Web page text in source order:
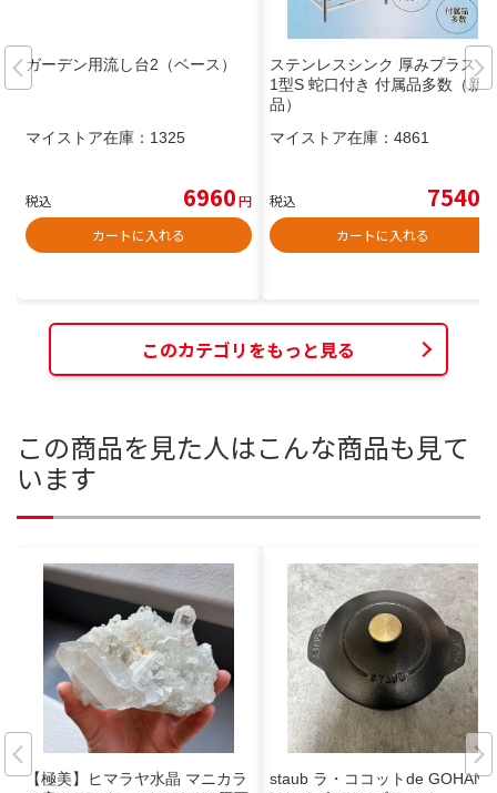
ガーデン用流し台2（ベース）
マイストア在庫： 1325
税込 6960円
カートに入れる
ステンレスシンク 厚みプラス 6
1型S 蛇口付き 付属品多数（新
品）
マイストア在庫： 4861
税込 7540
カートに入れる
このカテゴリをもっと見る
この商品を見た人はこんな商品も見て
います
【極美】ヒマラヤ水晶 マニカラ
staub ラ・ココットde GOHAN